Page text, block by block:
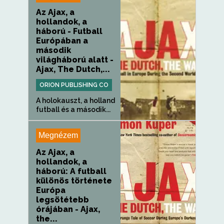
Az Ajax, a
hollandok, a
háború - Futball
Európában a
második
világháború alatt -
Ajax, The Dutch,...
ORION PUBLISHING CO
A holokauszt, a holland
futball és a második...
Megnézem
Az Ajax, a
hollandok, a
háború: A futball
különös története
Európa
legsötétebb
órájában - Ajax,
the...